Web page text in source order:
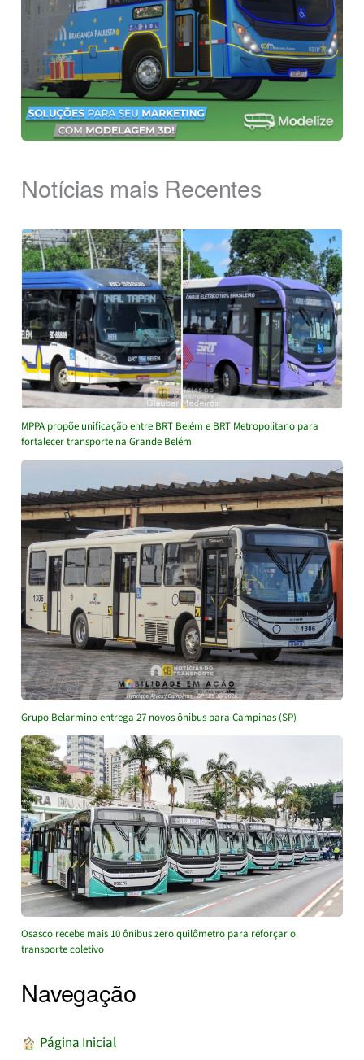
Notícias mais Recentes
MPPA propõe unificação entre BRT Belém e BRT Metropolitano para
fortalecer transporte na Grande Belém
Grupo Belarmino entrega 27 novos ônibus para Campinas (SP)
Osasco recebe mais 10 ônibus zero quilômetro para reforçar o
transporte coletivo
Navegação
︎ Página Inicial